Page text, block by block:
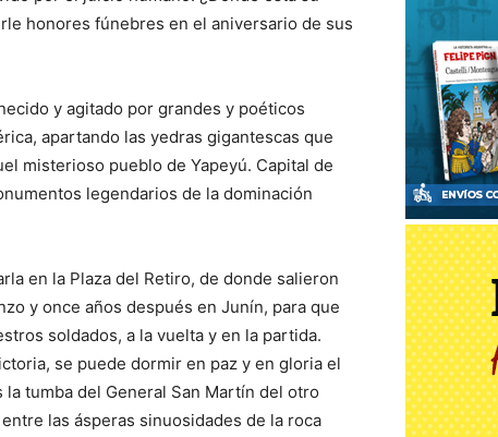
honores fúnebres en el aniversario de sus
y agitado por grandes y poéticos
apartando las yedras gigantescas que
misterioso pueblo de Yapeyú. Capital de
legendarios de la dominación
en la Plaza del Retiro, de donde salieron
y once años después en Junín, para que
soldados, a la vuelta y en la partida.
se puede dormir en paz y en gloria el
tumba del General San Martín del otro
las ásperas sinuosidades de la roca